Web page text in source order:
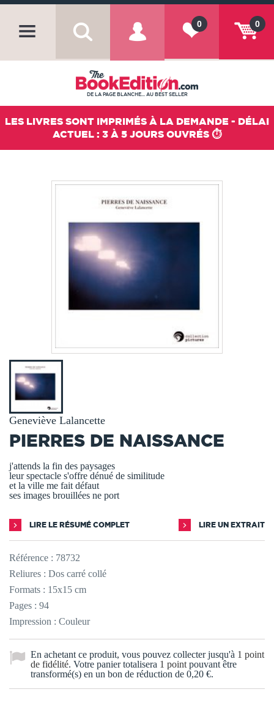
0
0
DE LA PAGE BLANCHE... AU BEST SELLER
LES LIVRES SONT IMPRIMÉS À LA DEMANDE - DÉLAI
ACTUEL : 3 À 5 JOURS OUVRÉS ⏱️
Geneviève Lalancette
PIERRES DE NAISSANCE
j'attends la fin des paysages
leur spectacle s'offre dénué de similitude
et la ville me fait défaut
ses images brouillées ne port
LIRE LE RÉSUMÉ COMPLET LIRE UN EXTRAIT
Référence : 78732
Reliures : Dos carré collé
Formats : 15x15 cm
Pages : 94
Impression : Couleur
En achetant ce produit, vous pouvez collecter jusqu'à 1 point
de fidélité. Votre panier totalisera 1 point pouvant être
transformé(s) en un bon de réduction de 0,20 €.